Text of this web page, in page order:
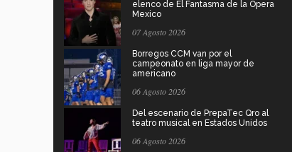
elenco de El Fantasma de la Ópera
Mexico
07 Agosto 2026
Borregos CCM van por el
campeonato en liga mayor de
americano
06 Agosto 2026
Del escenario de PrepaTec Qro al
teatro musical en Estados Unidos
06 Agosto 2026